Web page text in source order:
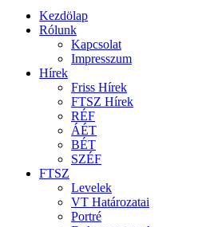
Kezdölap
Rólunk
Kapcsolat
Impresszum
Hírek
Friss Hírek
FTSZ Hírek
RÉF
ÁÉT
BÉT
SZÉF
FTSZ
Levelek
VT Határozatai
Portré